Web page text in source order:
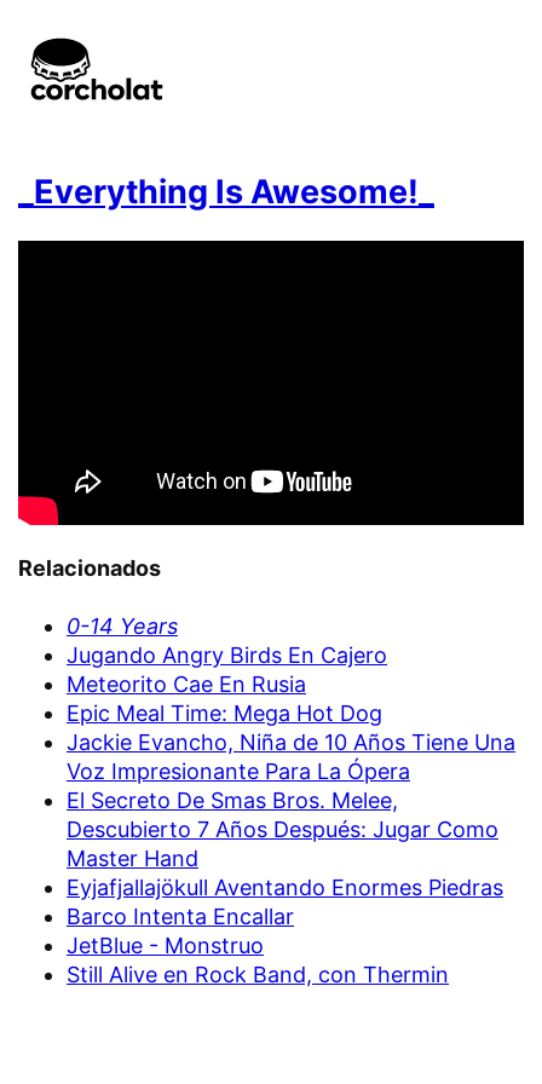
_Everything Is Awesome!_
Relacionados
0-14 Years
Jugando Angry Birds En Cajero
Meteorito Cae En Rusia
Epic Meal Time: Mega Hot Dog
Jackie Evancho, Niña de 10 Años Tiene Una
Voz Impresionante Para La Ópera
El Secreto De Smas Bros. Melee,
Descubierto 7 Años Después: Jugar Como
Master Hand
Eyjafjallajökull Aventando Enormes Piedras
Barco Intenta Encallar
JetBlue - Monstruo
Still Alive en Rock Band, con Thermin